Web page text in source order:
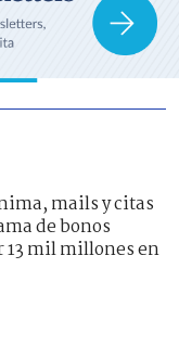
mails y citas
de bonos
13 mil millones en